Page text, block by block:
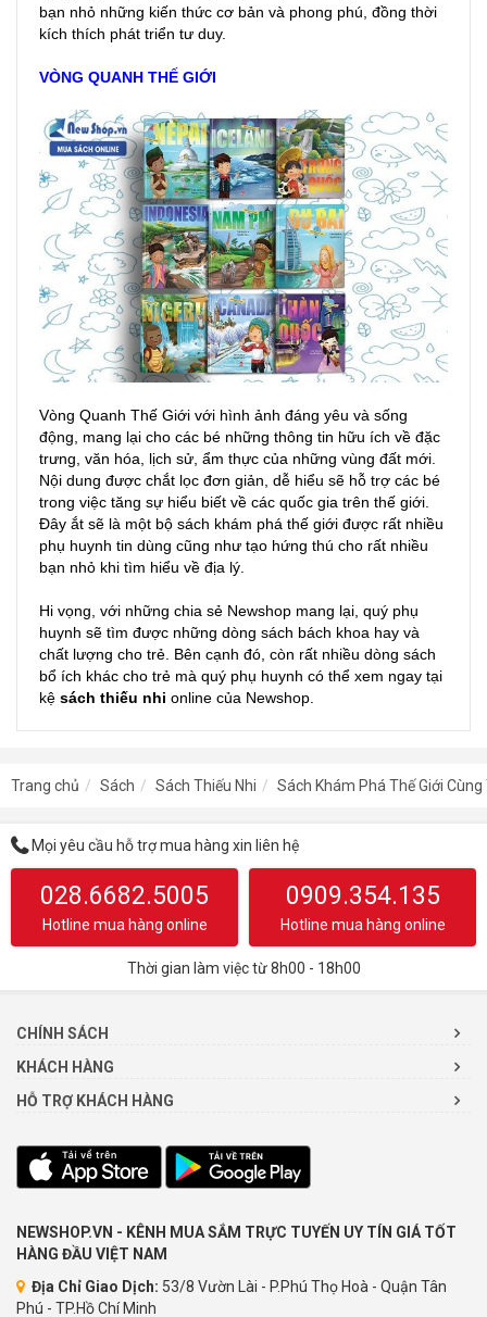
bạn nhỏ những kiến thức cơ bản và phong phú, đồng thời
kích thích phát triển tư duy.
VÒNG QUANH THẾ GIỚI
Vòng Quanh Thế Giới với hình ảnh đáng yêu và sống
động, mang lại cho các bé những thông tin hữu ích về đặc
trưng, văn hóa, lịch sử, ẩm thực của những vùng đất mới.
Nội dung được chắt lọc đơn giản, dễ hiểu sẽ hỗ trợ các bé
trong việc tăng sự hiểu biết về các quốc gia trên thế giới.
Đây ắt sẽ là một bộ sách khám phá thế giới được rất nhiều
phụ huynh tin dùng cũng như tạo hứng thú cho rất nhiều
bạn nhỏ khi tìm hiểu về địa lý.
Hi vọng, với những chia sẻ Newshop mang lại, quý phụ
huynh sẽ tìm được những dòng sách bách khoa hay và
chất lượng cho trẻ. Bên cạnh đó, còn rất nhiều dòng sách
bổ ích khác cho trẻ mà quý phụ huynh có thể xem ngay tại
kệ sách thiếu nhi online của Newshop.
Trang chủ Sách Sách Thiếu Nhi Sách Khám Phá Thế Giới Cùng
Mọi yêu cầu hỗ trợ mua hàng xin liên hệ
028.6682.5005
Hotline mua hàng online
0909.354.135
Hotline mua hàng online
Thời gian làm việc từ 8h00 - 18h00
CHÍNH SÁCH
KHÁCH HÀNG
HỖ TRỢ KHÁCH HÀNG
NEWSHOP.VN - KÊNH MUA SẮM TRỰC TUYẾN UY TÍN GIÁ TỐT
HÀNG ĐẦU VIỆT NAM
Địa Chỉ Giao Dịch: 53/8 Vườn Lài - P.Phú Thọ Hoà - Quận Tân
Phú - TP.Hồ Chí Minh